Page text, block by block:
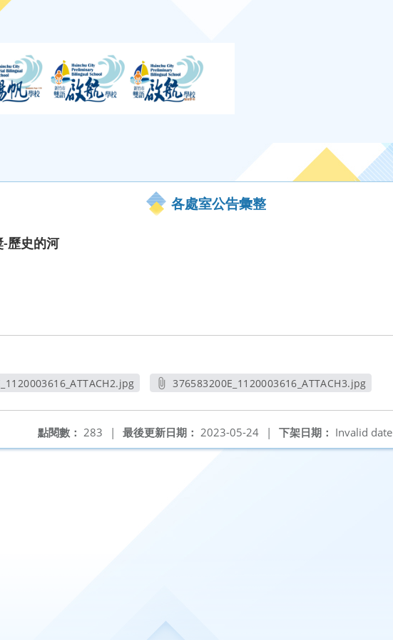
各處室公告彙整
歷史的河
376583200E_1120003616_ATTACH3.jpg
下架日期： Invalid date
最後更新日期： 2023-05-24 |
點閱數： 283 |